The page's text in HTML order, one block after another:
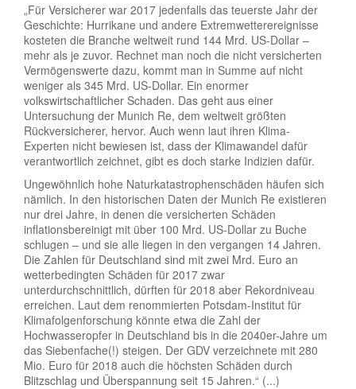
„Für Versicherer war 2017 jedenfalls das teuerste Jahr der
Geschichte: Hurrikane und andere Extremwetterereignisse
kosteten die Branche weltweit rund 144 Mrd. US-Dollar –
mehr als je zuvor. Rechnet man noch die nicht versicherten
Vermögenswerte dazu, kommt man in Summe auf nicht
weniger als 345 Mrd. US-Dollar. Ein enormer
volkswirtschaftlicher Schaden. Das geht aus einer
Untersuchung der Munich Re, dem weltweit größten
Rückversicherer, hervor. Auch wenn laut ihren Klima-
Experten nicht bewiesen ist, dass der Klimawandel dafür
verantwortlich zeichnet, gibt es doch starke Indizien dafür.
Ungewöhnlich hohe Naturkatastrophenschäden häufen sich
nämlich. In den historischen Daten der Munich Re existieren
nur drei Jahre, in denen die versicherten Schäden
inflationsbereinigt mit über 100 Mrd. US-Dollar zu Buche
schlugen – und sie alle liegen in den vergangen 14 Jahren.
Die Zahlen für Deutschland sind mit zwei Mrd. Euro an
wetterbedingten Schäden für 2017 zwar
unterdurchschnittlich, dürften für 2018 aber Rekordniveau
erreichen. Laut dem renommierten Potsdam-Institut für
Klimafolgenforschung könnte etwa die Zahl der
Hochwasseropfer in Deutschland bis in die 2040er-Jahre um
das Siebenfache(!) steigen. Der GDV verzeichnete mit 280
Mio. Euro für 2018 auch die höchsten Schäden durch
Blitzschlag und Überspannung seit 15 Jahren.“ (...)